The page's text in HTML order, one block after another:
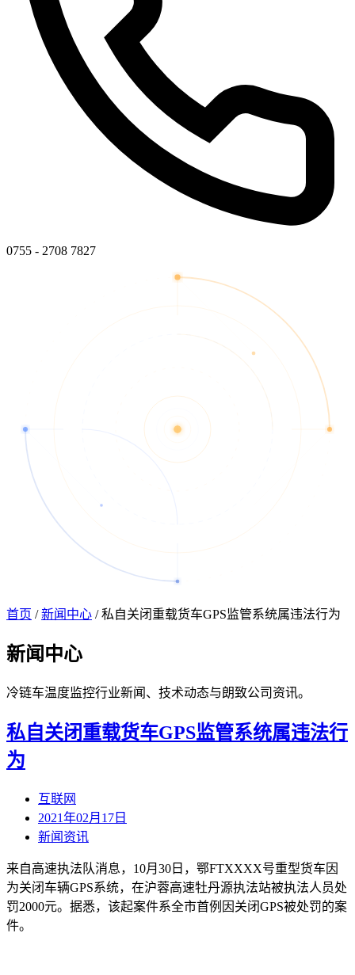
0755 - 2708 7827
首页 / 新闻中心 / 私自关闭重载货车GPS监管系统属违法行为
新闻 中心
冷链车温度监控行业新闻、技术动态与朗致公司资讯。
私自关闭重载货车GPS监管系统属违法行
为
互联网
2021年02月17日
新闻资讯
来自高速执法队消息，10月30日，鄂FTXXXX号重型货车因
为关闭车辆GPS系统，在沪蓉高速牡丹源执法站被执法人员处
罚2000元。据悉，该起案件系全市首例因关闭GPS被处罚的案
件。